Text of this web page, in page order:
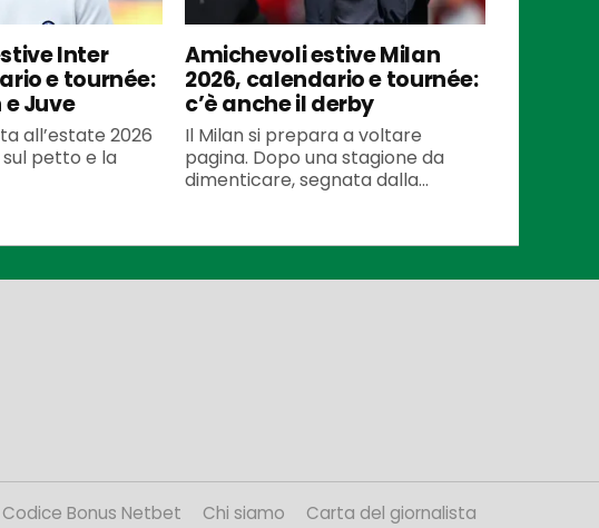
Inter
e tournée:
Juve
all’estate 2026
petto e la
Amichevoli estive Milan
2026, calendario e tournée:
c’è anche il derby
Il Milan si prepara a voltare
pagina. Dopo una stagione da
dimenticare, segnata dalla...
Codice Bonus Netbet Chi siamo Carta del giornalista